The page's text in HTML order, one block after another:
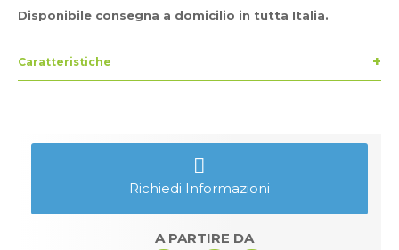
Disponibile consegna a domicilio in tutta Italia.
Caratteristiche
Richiedi Informazioni
A PARTIRE DA